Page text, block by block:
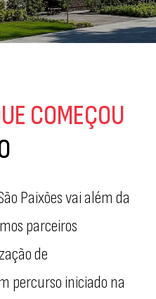
COMEÇOU
Paixões vai além da
parceiros
de
percurso iniciado na